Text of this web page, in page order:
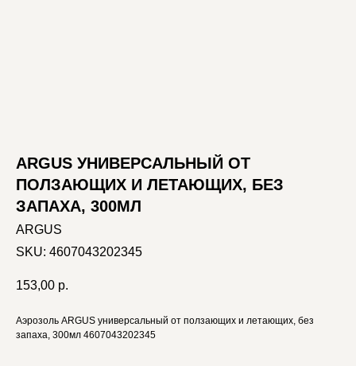
ARGUS УНИВЕРСАЛЬНЫЙ ОТ
ПОЛЗАЮЩИХ И ЛЕТАЮЩИХ, БЕЗ
ЗАПАХА, 300МЛ
ARGUS
SKU: 4607043202345
153,00 р.
Аэрозоль ARGUS универсальный от ползающих и летающих, без
запаха, 300мл 4607043202345